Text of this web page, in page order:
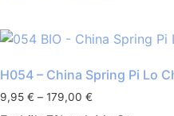
H054 – China Spring Pi Lo
9,95 € – 179,00 €